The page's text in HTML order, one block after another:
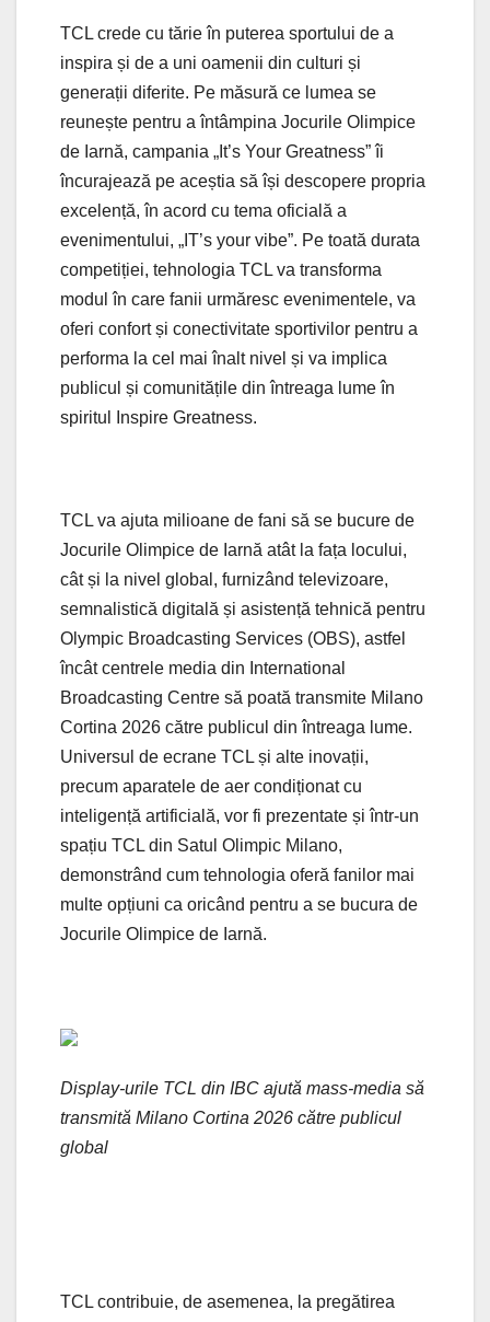
TCL crede cu tărie în puterea sportului de a
inspira și de a uni oamenii din culturi și
generații diferite. Pe măsură ce lumea se
reunește pentru a întâmpina Jocurile Olimpice
de Iarnă, campania „It’s Your Greatness” îi
încurajează pe aceștia să își descopere propria
excelență, în acord cu tema oficială a
evenimentului, „IT’s your vibe”. Pe toată durata
competiției, tehnologia TCL va transforma
modul în care fanii urmăresc evenimentele, va
oferi confort și conectivitate sportivilor pentru a
performa la cel mai înalt nivel și va implica
publicul și comunitățile din întreaga lume în
spiritul Inspire Greatness.
TCL va ajuta milioane de fani să se bucure de
Jocurile Olimpice de Iarnă atât la fața locului,
cât și la nivel global, furnizând televizoare,
semnalistică digitală și asistență tehnică pentru
Olympic Broadcasting Services (OBS), astfel
încât centrele media din International
Broadcasting Centre să poată transmite Milano
Cortina 2026 către publicul din întreaga lume.
Universul de ecrane TCL și alte inovații,
precum aparatele de aer condiționat cu
inteligență artificială, vor fi prezentate și într-un
spațiu TCL din Satul Olimpic Milano,
demonstrând cum tehnologia oferă fanilor mai
multe opțiuni ca oricând pentru a se bucura de
Jocurile Olimpice de Iarnă.
Display-urile TCL din IBC ajută mass-media să
transmită Milano Cortina 2026 către publicul
global
TCL contribuie, de asemenea, la pregătirea